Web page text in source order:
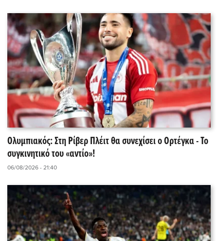
Ολυμπιακός: Στη Ρίβερ Πλέιτ θα συνεχίσει ο Ορτέγκα - Το
συγκινητικό του «αντίο»!
06/08/2026 - 21:40